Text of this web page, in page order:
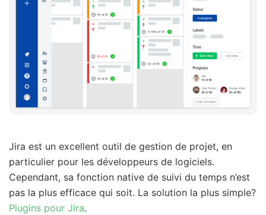
Jira est un excellent outil de gestion de projet, en
particulier pour les développeurs de logiciels.
Cependant, sa fonction native de suivi du temps n’est
pas la plus efficace qui soit. La solution la plus simple?
Plugins pour Jira.